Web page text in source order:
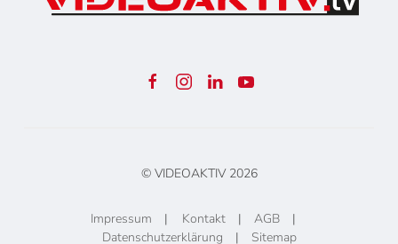
© VIDEOAKTIV 2026
Impressum | Kontakt| AGB|
Datenschutzerklärung | Sitemap